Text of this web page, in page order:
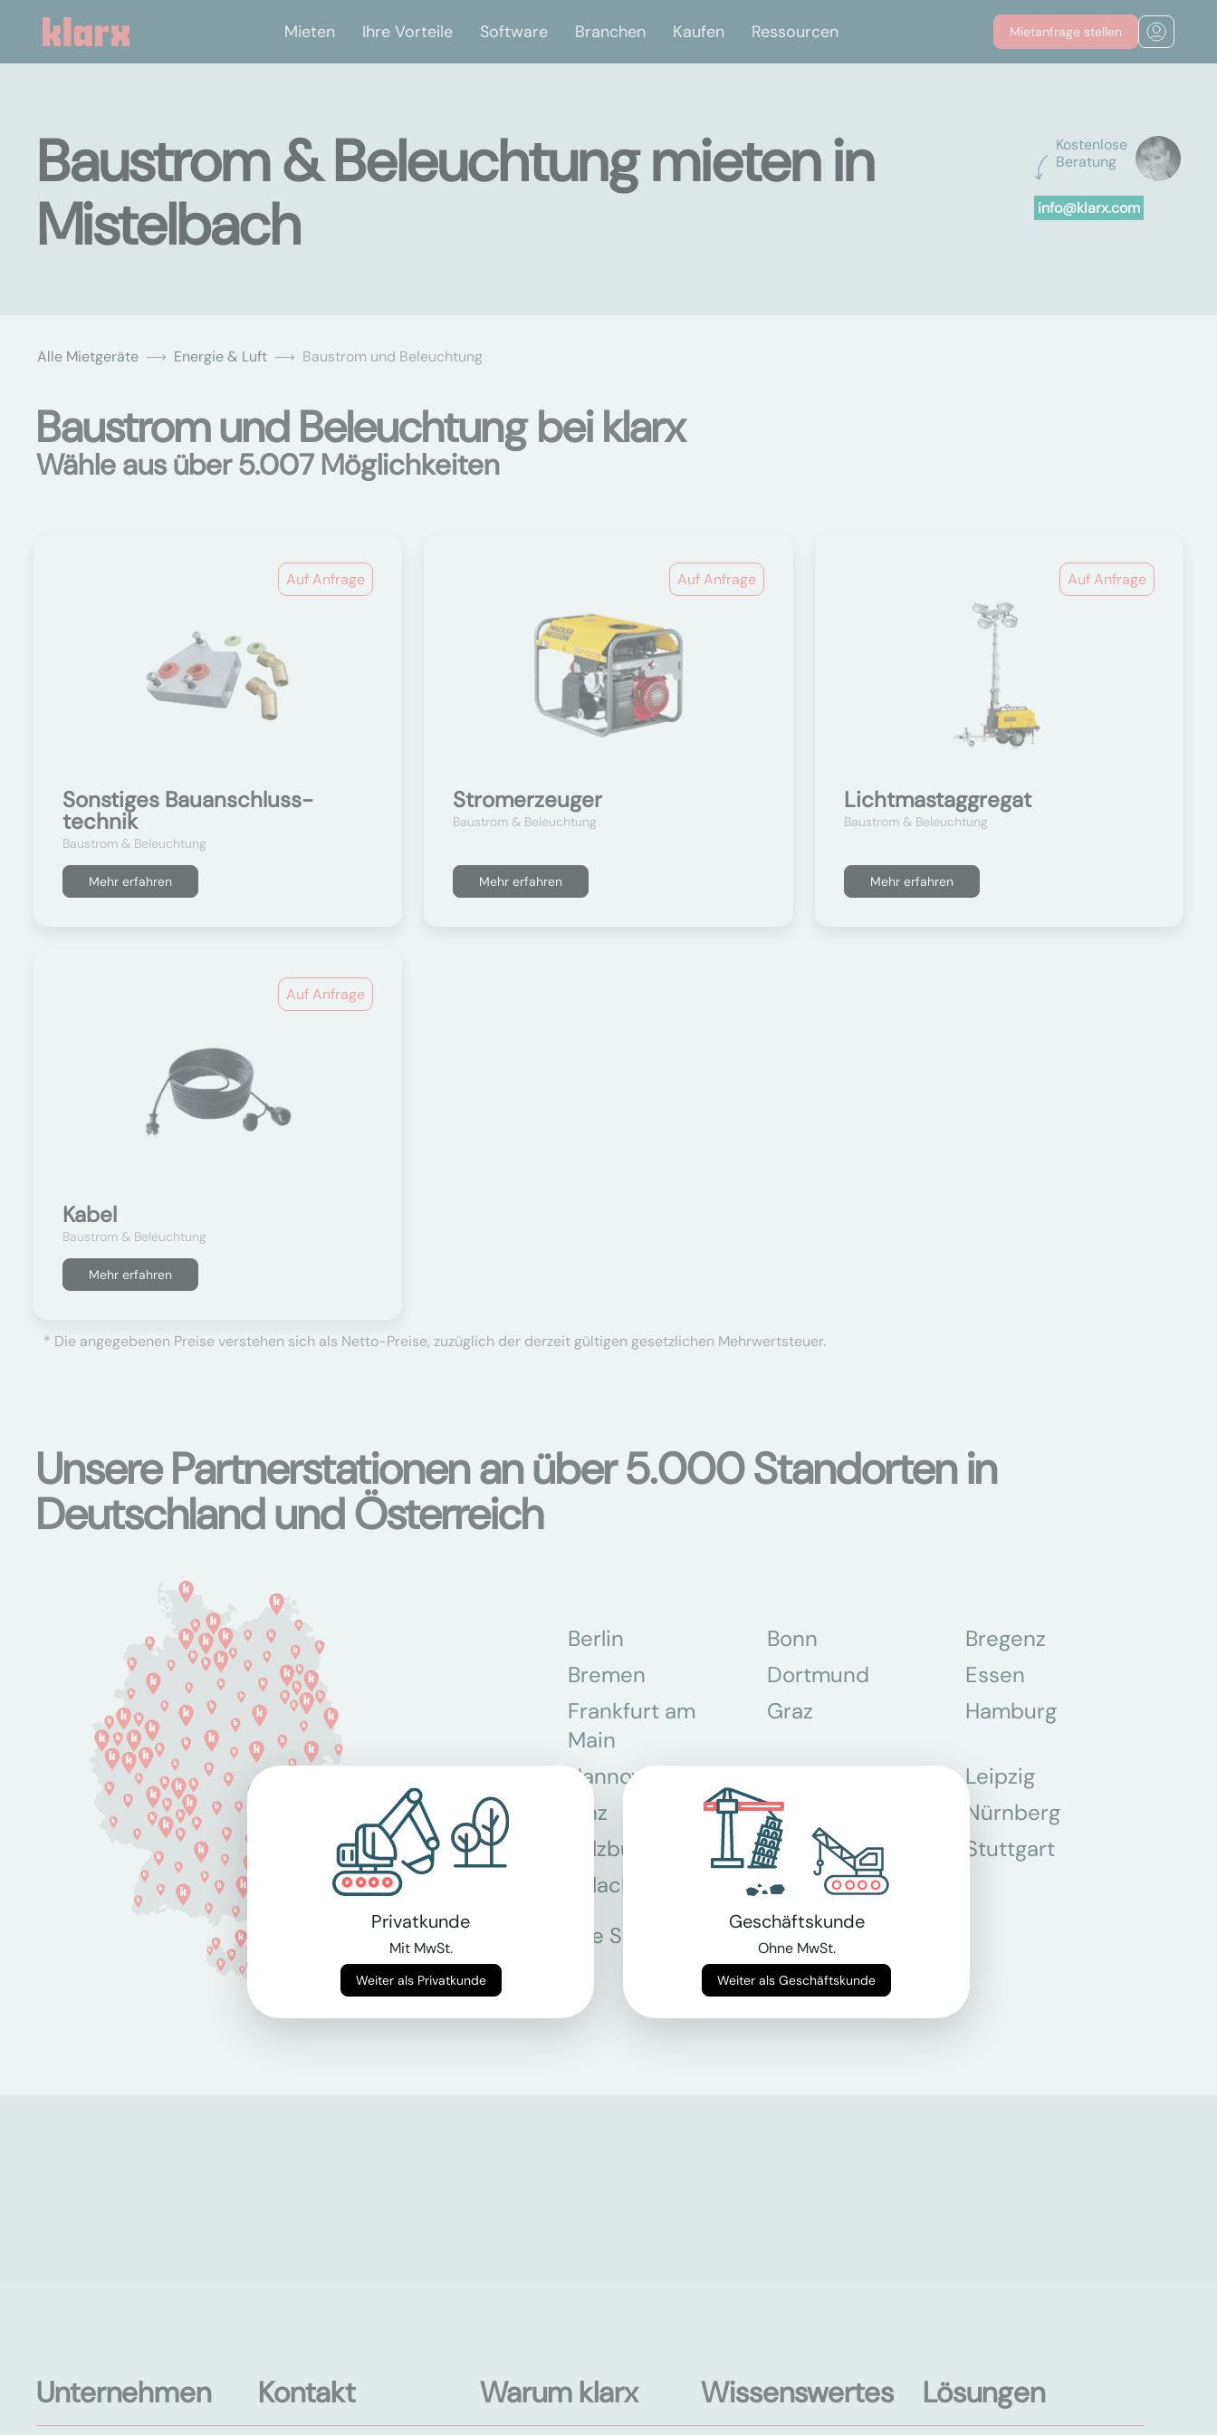
Mieten Ihre Vorteile Software Branchen Kaufen Ressourcen Mietanfrage stellen
Kostenlose
Beratung
info@klarx.com
Baustrom & Beleuchtung mieten in
Mistelbach
Alle Mietgeräte Energie & Luft Baustrom und Beleuchtung
Baustrom und Beleuchtung bei klarx
Wähle aus über 5.007 Möglichkeiten
Auf Anfrage
Sonstiges Bauanschluss-
technik
Baustrom & Beleuchtung
Mehr erfahren
Auf Anfrage
Stromerzeuger
Baustrom & Beleuchtung
Mehr erfahren
Auf Anfrage
Lichtmastaggregat
Baustrom & Beleuchtung
Mehr erfahren
Auf Anfrage
Kabel
Baustrom & Beleuchtung
Mehr erfahren
* Die angegebenen Preise verstehen sich als Netto-Preise, zuzüglich der derzeit gültigen gesetzlichen Mehrwertsteuer.
Unsere Partnerstationen an über 5.000 Standorten in
Deutschland und Österreich
Berlin Bonn
Bregenz
Bremen
Dortmund
Essen
Frankfurt am
Main
Graz Hamburg
Hannover
Leipzig
Linz
München
Nürnberg
Salzburg
Steyr
Stuttgart
Villach
Wien
Alle Standorte
Unternehmen Kontakt Warum klarx Wissenswertes Lösungen
Privatkunde
Mit MwSt.
Weiter als Privatkunde
Geschäftskunde
Ohne MwSt.
Weiter als Geschäftskunde